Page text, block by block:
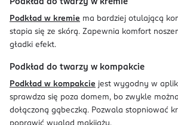
Podkład do twarzy w kremie
Podkład w kremie ma bardziej otulającą
stapia się ze skórą. Zapewnia komfort
gładki efekt.
Podkład do twarzy w kompakcie
Podkład w kompakcie jest wygodny w
sprawdza się poza domem, bo zwykle
dołączoną gąbeczką. Pozwala stopniować